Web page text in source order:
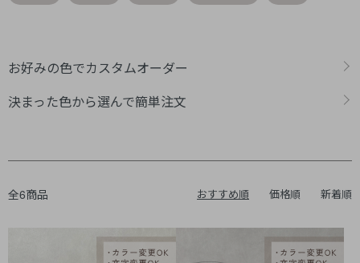
カテゴリー一覧
お好みの色でカスタムオーダー
決まった色から選んで簡単注文
全6商品 おすすめ順 価格順 新着順